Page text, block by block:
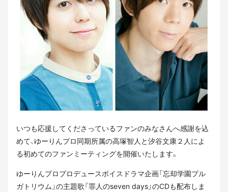
いつも応援してくださっているファンのみなさんへ感謝を込
めて、ゆーりんプロ同期所属の高塚智人と汐谷文康２人によ
る初めてのファンミーティングを開催いたします。
ゆーりんプロプロデュースボイスドラマ企画「忘却学園プル
ガトリウム」の主題歌「罪人のseven days」のCDも配布しま